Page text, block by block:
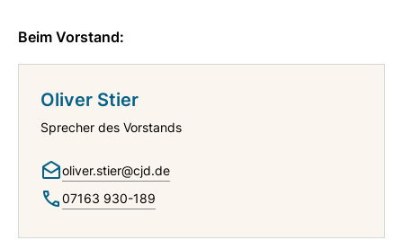
Beim Vorstand:
Oliver Stier
Sprecher des Vorstands
oliver.stier@cjd.de
07163 930-189